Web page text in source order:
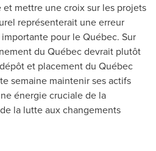
mettre une croix sur les projets
représenterait une erreur
pour le Québec. Sur
du Québec devrait plutôt
et placement du Québec
semaine maintenir ses actifs
énergie cruciale de la
la lutte aux changements